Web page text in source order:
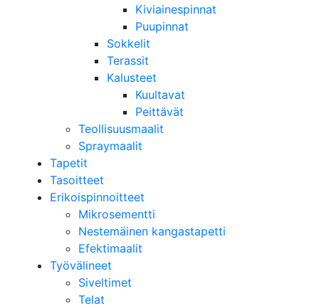
Kiviainespinnat
Puupinnat
Sokkelit
Terassit
Kalusteet
Kuultavat
Peittävät
Teollisuusmaalit
Spraymaalit
Tapetit
Tasoitteet
Erikoispinnoitteet
Mikrosementti
Nestemäinen kangastapetti
Efektimaalit
Työvälineet
Siveltimet
Telat